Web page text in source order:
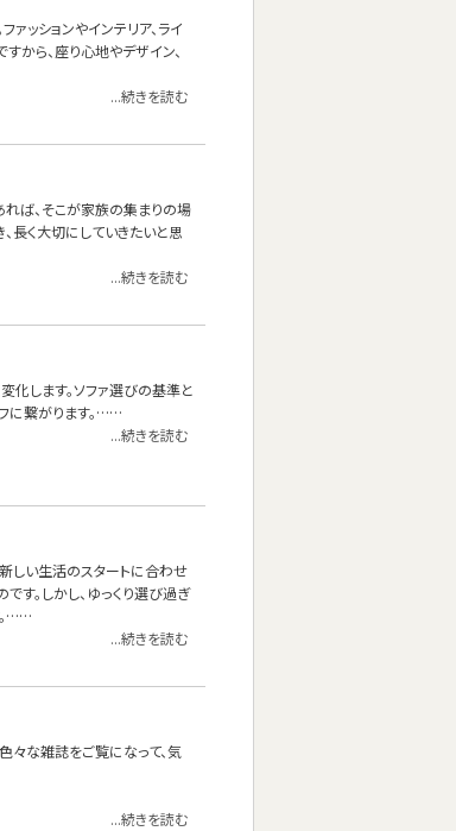
ッションやインテリア、ライ
から、座り心地やデザイン、
...続きを読む
れば、そこが家族の集まりの場
長く大切にしていきたいと思
...続きを読む
化します。ソファ選びの基準と
に繋がります。……
...続きを読む
しい生活のスタートに合わせ
す。しかし、ゆっくり選び過ぎ
……
...続きを読む
々な雑誌をご覧になって、気
...続きを読む